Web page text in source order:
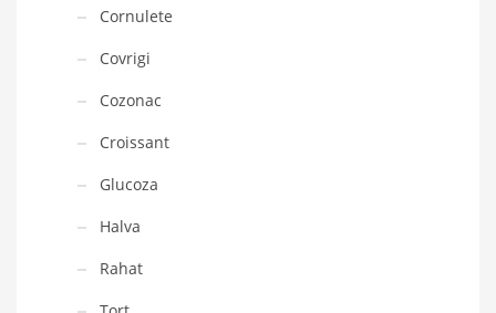
Cornulete
Covrigi
Cozonac
Croissant
Glucoza
Halva
Rahat